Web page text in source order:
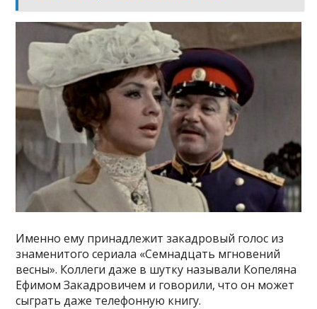
Именно ему принадлежит закадровый голос из
знаменитого сериала «Семнадцать мгновений
весны». Коллеги даже в шутку называли Копеляна
Ефимом Закадровичем и говорили, что он может
сыграть даже телефонную книгу.